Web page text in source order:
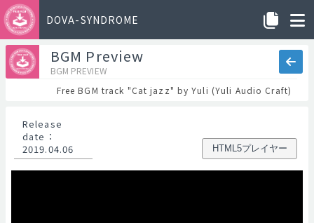
DOVA-SYNDROME
BGM Preview
BGM PREVIEW
Free BGM track "Cat jazz" by Yuli (Yuli Audio Craft)
Release
date ：
2019.04.06
HTML5プレイヤー